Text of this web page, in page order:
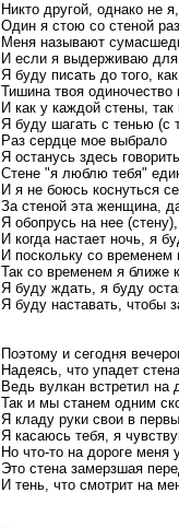
Никто другой, однако не я,
Один я стою со стеной
Меня называют
И если я выдерживаю
Я буду писать до того,
Тишина твоя одиночество
И как у каждой стены, так
Я буду шагать с тенью (с
Раз сердце мое выбрало
Я останусь здесь говорить
Стене "я люблю тебя"
И я не боюсь коснуться
За стеной эта женщина,
Я обопрусь на нее
И когда настает ночь, я
И поскольку со временем
Так со временем я ближе
Я буду ждать, я буду
Я буду наставать, чтобы
Поэтому и сегодня
Надеясь, что упадет
Ведь вулкан встретил на
Так и мы станем одним
Я кладу руки свои в
Я касаюсь тебя, я
Но что-то на дороге меня
Это стена замерзшая
И тень, что смотрит на